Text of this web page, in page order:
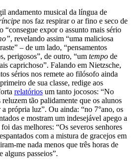
andamento musical da língua de
nos faz respirar o ar fino e seco de
“consegue expor o assunto mais sério
, revelando assim “uma maliciosa
– de um lado, “pensamentos
perigosos”, de outro, “um tempo de
caprichoso”. Falando em Nietzsche,
sérios nos remete ao filósofo ainda
de sua classe, redige aos
relatórios um tanto jocosos: “No
tão palidamente que os alunos
própria luz”. Ou ainda: “no 7°ano, os
e mostram um indesejável apego a
das melhores: “Os severos senhores
com a mistura de gracejos em
me nada menos que três horas de
alguns passeios”.